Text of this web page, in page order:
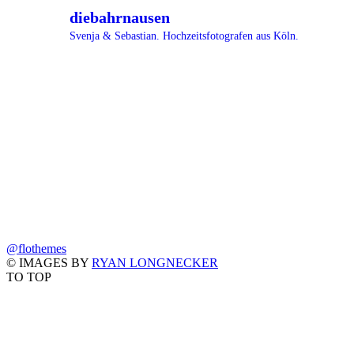
diebahrnausen
Svenja & Sebastian. Hochzeitsfotografen aus Köln.
@flothemes
© IMAGES BY RYAN LONGNECKER
TO TOP